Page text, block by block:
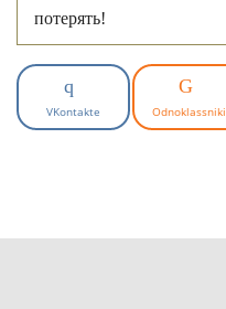
потерять!
VKontakte Odnoklassniki